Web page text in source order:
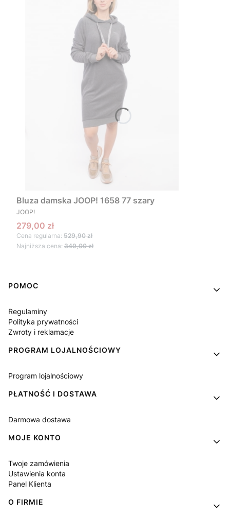
Bluza damska JOOP! 1658 77 szary
PRODUCENT
JOOP!
Cena promocyjna
279,00 zł
Cena regularna: 529,90 zł
Najniższa cena: 349,00 zł
Linki w stopce
POMOC
Regulaminy
Polityka prywatności
Zwroty i reklamacje
PROGRAM LOJALNOŚCIOWY
Program lojalnościowy
PŁATNOŚĆ I DOSTAWA
Darmowa dostawa
MOJE KONTO
Twoje zamówienia
Ustawienia konta
Panel Klienta
O FIRMIE